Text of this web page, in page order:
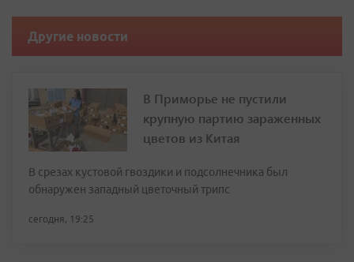
Другие новости
В Приморье не пустили
крупную партию зараженных
цветов из Китая
В срезах кустовой гвоздики и подсолнечника был
обнаружен западный цветочный трипс
сегодня, 19:25